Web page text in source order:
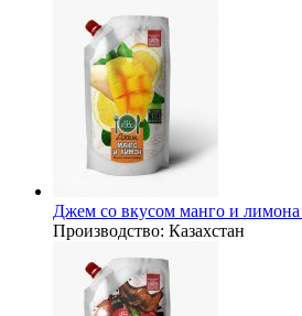
Джем со вкусом манго и лимона
Производство: Казахстан